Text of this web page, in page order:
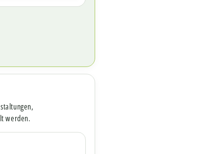
werden.